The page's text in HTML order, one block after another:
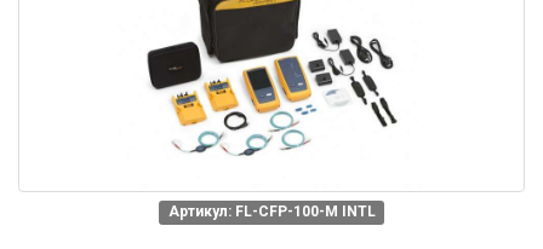
Артикул: FL-CFP-100-M INTL